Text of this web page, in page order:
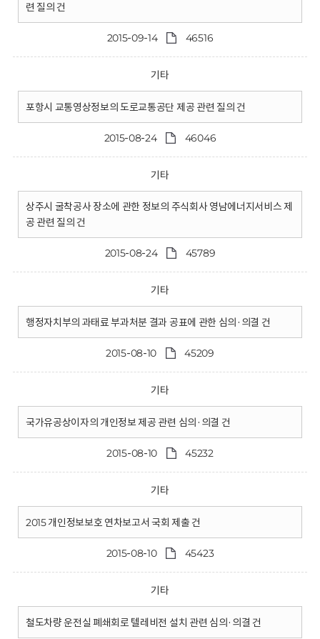
련 질의 건
2015-09-14 46516
기타
포항시 교통영상정보의 도로교통공단 제공 관련 질의 건
2015-08-24 46046
기타
상주시 굴착공사 장소에 관한 정보의 주식회사 영남에너지서비스 제
공 관련 질의 건
2015-08-24 45789
기타
행정자치부의 과태료 부과처분 결과 공표에 관한 심의·의결 건
2015-08-10 45209
기타
국가유공상이자의 개인정보 제공 관련 심의·의결 건
2015-08-10 45232
기타
2015 개인정보보호 연차보고서 국회 제출 건
2015-08-10 45423
기타
철도차량 운전실 폐쇄회로 텔레비전 설치 관련 심의·의결 건